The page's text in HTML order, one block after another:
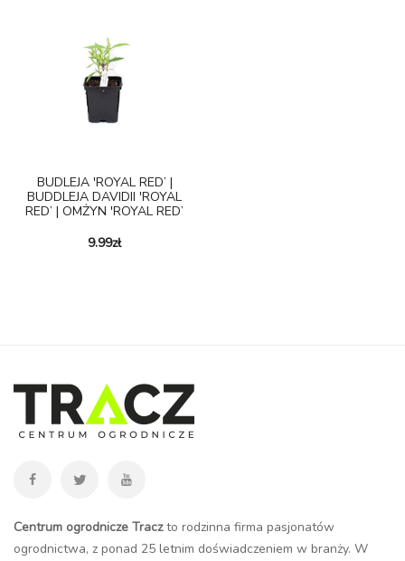
BUDLEJA 'ROYAL RED’ |
BUDDLEJA DAVIDII 'ROYAL
RED’ | OMŻYN 'ROYAL RED’
9.99zł
Centrum ogrodnicze Traczto rodzinna firma pasjonatów
ogrodnictwa, z ponad 25 letnim doświadczeniem w branży. W